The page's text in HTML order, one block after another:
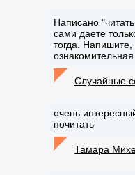
Написано
сами даете
тогда. Напишите,
Случайные
очень
почитать
Тамара